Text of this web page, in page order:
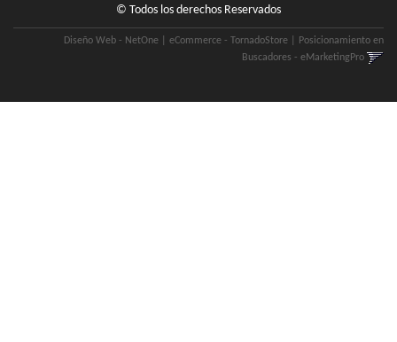
© Todos los derechos Reservados
Diseño Web - NetOne eCommerce - TornadoStore
Posicionamiento en
Buscadores - eMarketingPro